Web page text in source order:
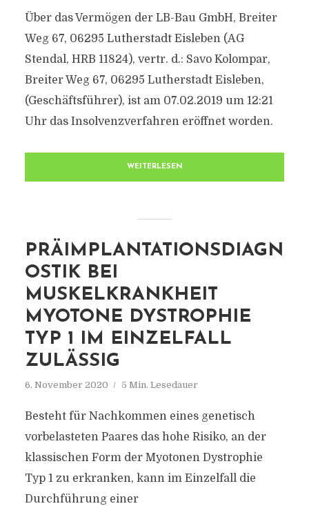
Über das Vermögen der LB-Bau GmbH, Breiter
Weg 67, 06295 Lutherstadt Eisleben (AG
Stendal, HRB 11824), vertr. d.: Savo Kolompar,
Breiter Weg 67, 06295 Lutherstadt Eisleben,
(Geschäftsführer), ist am 07.02.2019 um 12:21
Uhr das Insolvenzverfahren eröffnet worden.
WEITERLESEN
PRÄIMPLANTATIONSDIAGN
OSTIK BEI
MUSKELKRANKHEIT
MYOTONE DYSTROPHIE
TYP 1 IM EINZELFALL
ZULÄSSIG
6. November 2020 5 Min. Lesedauer
Besteht für Nachkommen eines genetisch
vorbelasteten Paares das hohe Risiko, an der
klassischen Form der Myotonen Dystrophie
Typ 1 zu erkranken, kann im Einzelfall die
Durchführung einer